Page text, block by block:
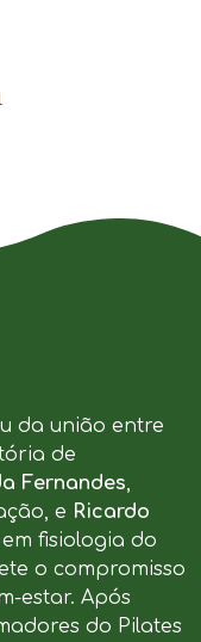
da união entre
de
Fernandes,
e Ricardo
fisiologia do
o compromisso
estar. Após
do Pilates